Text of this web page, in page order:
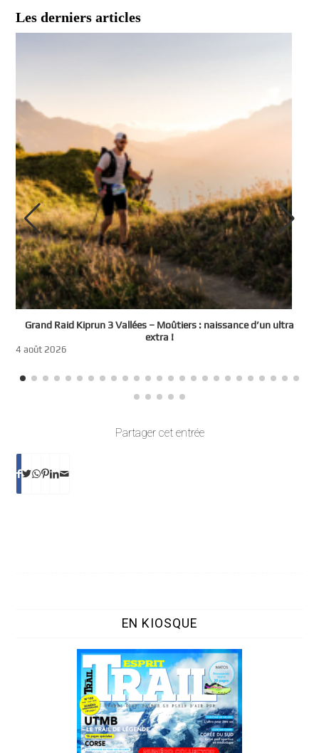
Les derniers articles
Grand Raid Kiprun 3 Vallées – Moûtiers : naissance d’un ultra
extra !
4 août 2026
Partager cet entrée
EN KIOSQUE